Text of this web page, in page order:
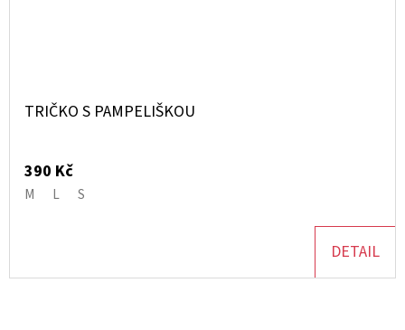
TRIČKO S PAMPELIŠKOU
390 Kč
M L S
DETAIL